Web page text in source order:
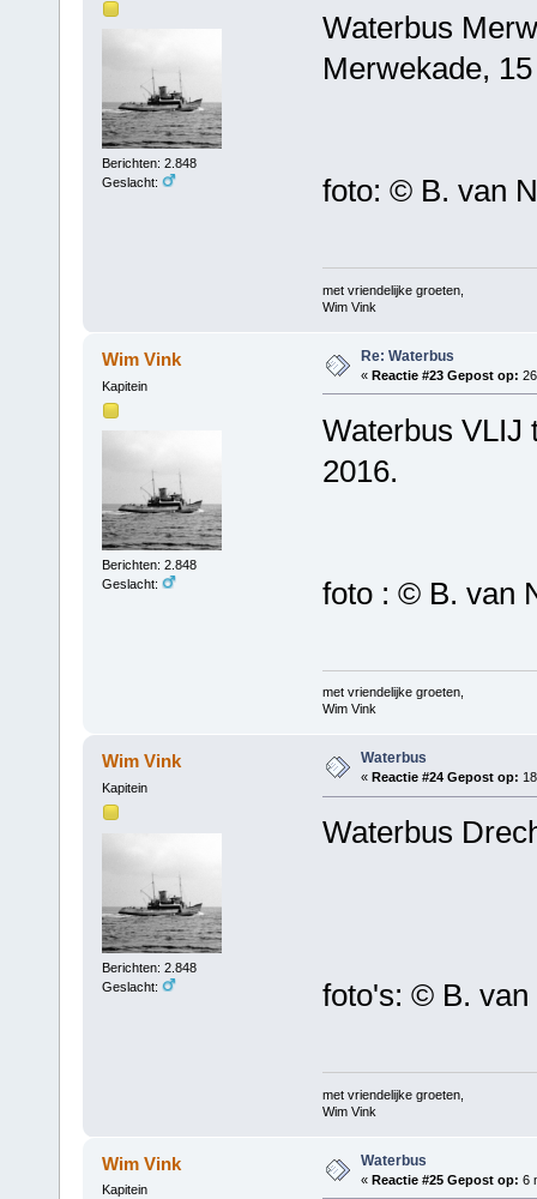
Berichten: 2.848
Geslacht:
Waterbus
Merwekade,
foto: © B. van
met vriendelijke groeten,
Wim Vink
Wim Vink
Kapitein
Berichten: 2.848
Geslacht:
Re: Waterbus
« Reactie #23 Gepost op:
Waterbus VLIJ
2016.
foto : © B. van
met vriendelijke groeten,
Wim Vink
Wim Vink
Kapitein
Berichten: 2.848
Geslacht:
Waterbus
« Reactie #24 Gepost op:
Waterbus
foto's: © B. van
met vriendelijke groeten,
Wim Vink
Wim Vink
Kapitein
Waterbus
« Reactie #25 Gepost op: 6